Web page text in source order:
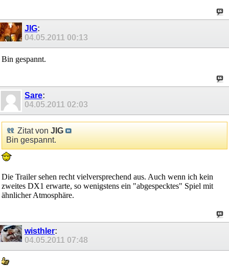
JIG:
04.05.2011 00:13
Bin gespannt.
Sare:
04.05.2011 02:03
Zitat von JIG
Bin gespannt.
Die Trailer sehen recht vielversprechend aus. Auch wenn ich kein
zweites DX1 erwarte, so wenigstens ein "abgespecktes" Spiel mit
ähnlicher Atmosphäre.
wisthler:
04.05.2011 07:48